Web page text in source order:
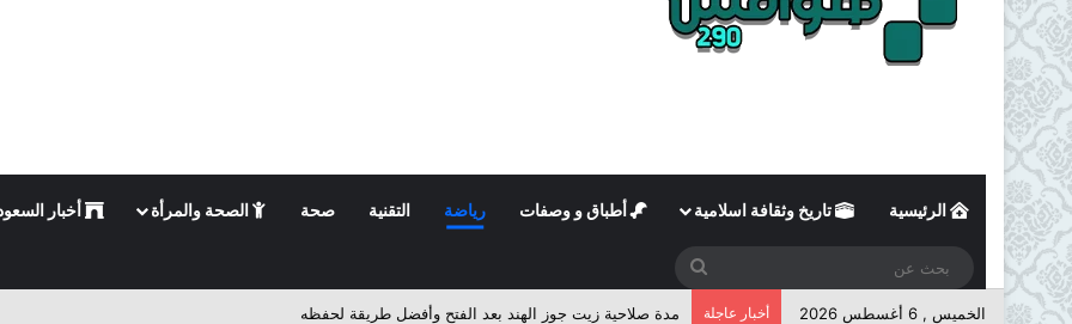
الرئيسية تاريخ وثقافة اسلامية أطباق و وصفات رياضة التقنية صحة الصحة والمرأة أخبار
عن
الخميس , 6 أغسطس 2026 أخبار عاجلة مدة صلاحية زيت جوز الهند بعد الفتح وأفضل طريقة لحفظه